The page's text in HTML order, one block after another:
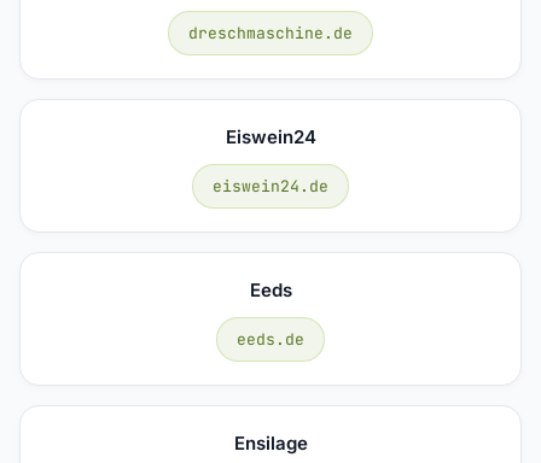
dreschmaschine.de
Eiswein24
eiswein24.de
Eeds
eeds.de
Ensilage